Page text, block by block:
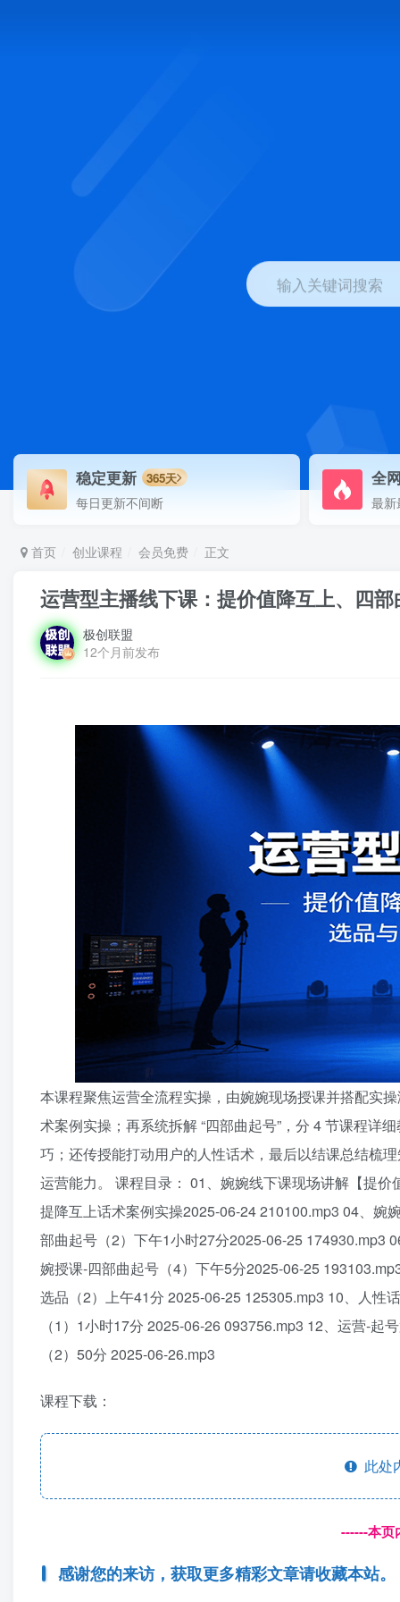
输入关键词搜索
稳定更新 365天
每日更新不间断
全
最新
首页 创业课程 会员免费 正文
运营型主播线下课：提价值降互上、四
极创联盟
12个月前发布
本课程聚焦运营全流程实操，由婉婉现场授课并搭配实
术案例实操；再系统拆解 “四部曲起号”，分 4 节课程详
巧；还传授能打动用户的人性话术，最后以结课总结梳
运营能力。 课程目录： 01、婉婉线下课现场讲解【提
提降互上话术案例实操2025-06-24 210100.mp3 04、婉
部曲起号（2）下午1小时27分2025-06-25 174930.mp3
婉授课-四部曲起号（4）下午5分2025-06-25
选品（2）上午41分 2025-06-25 125305.mp3 10、人性
（1）1小时17分 2025-06-26 093756.mp3 12、运营-
（2）50分 2025-06-26.mp3
课程下载：
此处
------本页
感谢您的来访，获取更多精彩文章请收藏本站。